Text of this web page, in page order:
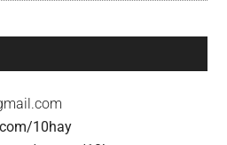
10hay